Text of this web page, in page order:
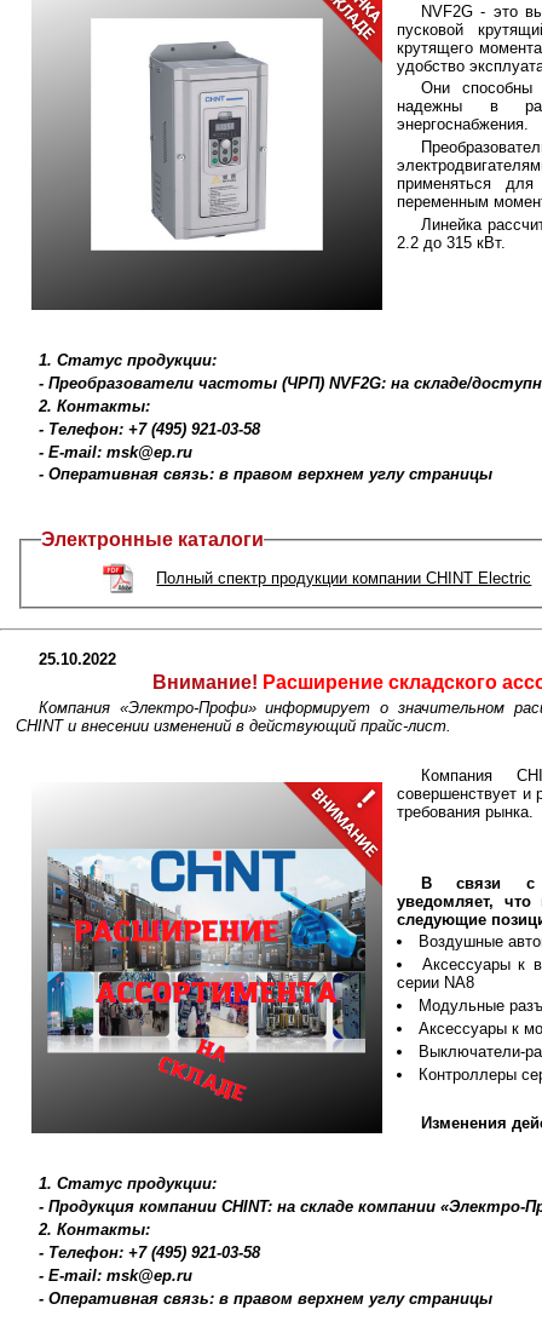
NVF2G - это
пусковой
крутящего
удобство
Они способны
надежны в
энергоснабжения.
применяться
переменным
Линейка
2.2 до 315 кВт.
1. Статус продукции:
- Преобразователи частоты (ЧРП) NVF2G: на складе/
2. Контакты:
- Телефон: +7 (495) 921-03-58
- E-mail: msk@ep.ru
- Оперативная связь: в правом верхнем углу страницы
Электронные каталоги
Полный спектр продукции компании CHINT Electric
25.10.2022
Внимание! Расширение складского
Компания «Электро-Профи» информирует о значительном
CHINT и внесении изменений в действующий прайс-лист.
Компания
совершенствует и
требования рынка.
В связи с
уведомляет,
следующие
Воздушные
Аксессуары к
серии NA8
Модульные
Аксессуары к
Выключатели-
Контроллеры
Изменения
1. Статус продукции:
- Продукция компании CHINT: на складе компании «Электро-
2. Контакты:
- Телефон: +7 (495) 921-03-58
- E-mail: msk@ep.ru
- Оперативная связь: в правом верхнем углу страницы